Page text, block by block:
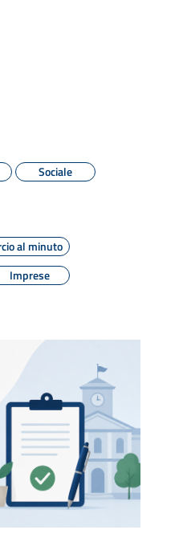
Sociale
al minuto
Imprese